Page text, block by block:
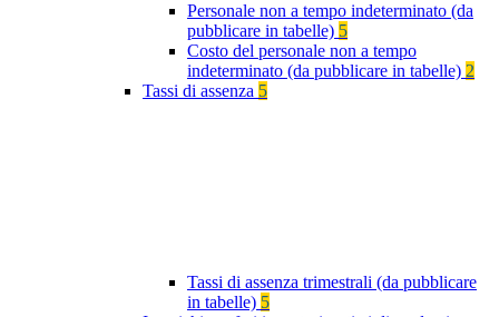
Personale non a tempo indeterminato (da
pubblicare in tabelle) 5
Costo del personale non a tempo
indeterminato (da pubblicare in tabelle) 2
Tassi di assenza 5
Tassi di assenza trimestrali (da pubblicare
in tabelle) 5